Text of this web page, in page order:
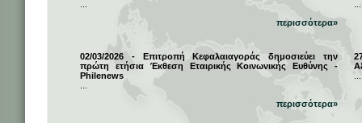
περισσότερα»
02/03/2026 - Επιτροπή Κεφαλαιαγοράς δημοσιεύει την
πρώτη ετήσια Έκθεση Εταιρικής Κοινωνικής Ευθύνης -
Philenews
περισσότερα»